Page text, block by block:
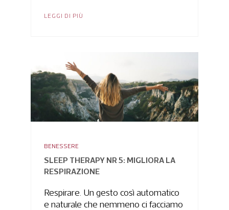
LEGGI DI PIÙ
BENESSERE
SLEEP THERAPY NR 5: MIGLIORA LA
RESPIRAZIONE
Respirare. Un gesto così automatico
e naturale che nemmeno ci facciamo